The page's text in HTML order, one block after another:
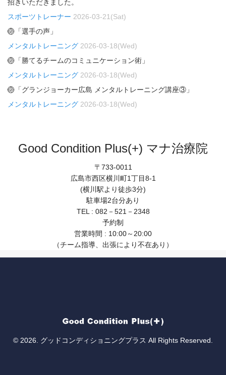
招きいただきました。
スポーツトレーナー 2026-03-21(Sat)
🏐「選手の声」
メンタルトレーニング 2026-03-18(Wed)
🏐「勝てるチームのコミュニケーション術」
メンタルトレーニング 2026-03-18(Wed)
🏐「グランジョーカー広島 メンタルトレーニング講座③」
メンタルトレーニング 2026-03-18(Wed)
Good Condition Plus(+) マナ治療院
〒733-0011
広島市西区横川町1丁目8-1
(横川駅より徒歩3分)
駐車場2台分あり
TEL : 082－521－2348
予約制
営業時間 : 10:00～20:00
（チーム指導、出張により不在あり）
© 2026. グッドコンディショニングプラス All Rights Reserved.